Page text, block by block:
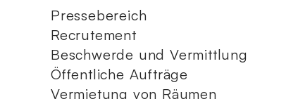
Pressebereich
Recrutement
Beschwerde und Vermittlung
Öffentliche Aufträge
Vermietung von Räumen